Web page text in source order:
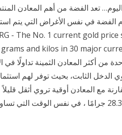
تعد الفضة من أهم المعادن
في نفس الأغراض التي يتم
and kilos in 30 major
الدخل الثابت، بحيث توفر لهم